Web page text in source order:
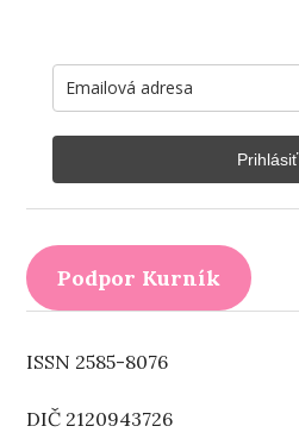
Prihlásiť
Podpor Kurník
ISSN 2585-8076
DIČ 2120943726